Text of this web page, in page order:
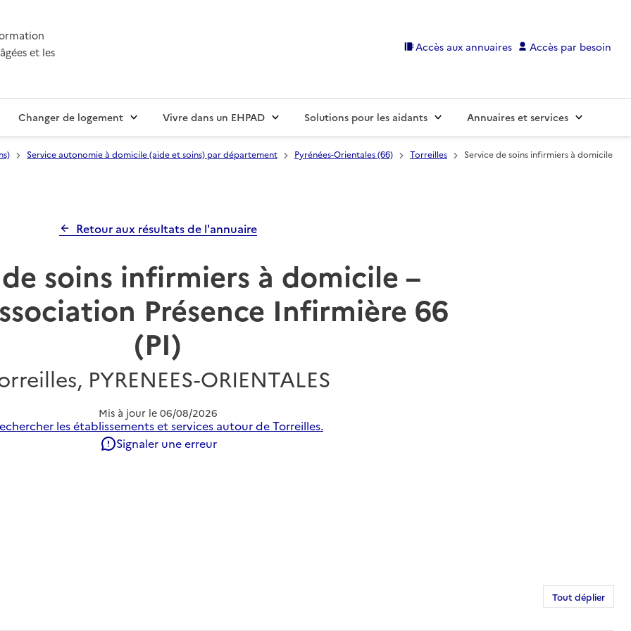
et les
Accès aux annuaires Accès par besoin
Changer de logement Vivre dans un EHPAD Solutions pour les aidants Annuaires et services
Service autonomie à domicile (aide et soins) par département Pyrénées-Orientales (66) Torreilles Service de soins infirmiers à domicile
Retour aux résultats de l'annuaire
soins infirmiers à domicile –
Présence Infirmière 66
(PI)
PYRENEES-ORIENTALES
Mis à jour le 06/08/2026
les établissements et services autour de Torreilles.
Signaler une erreur
Tout déplier